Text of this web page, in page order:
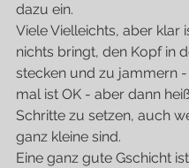
dazu ein.
Viele Vielleichts, aber klar
nichts bringt, den Kopf in
stecken und zu jammern
mal ist OK - aber dann
Schritte zu setzen, auch
ganz kleine sind.
Eine ganz gute Gschicht